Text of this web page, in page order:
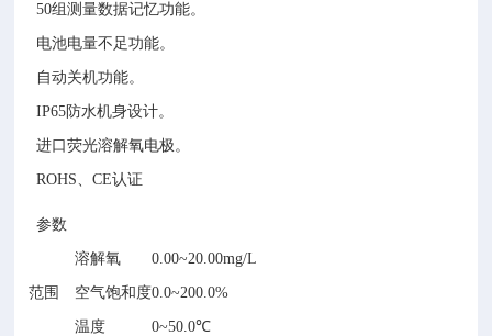
50组测量数据记忆功能。
电池电量不足功能。
自动关机功能。
IP65防水机身设计。
进口荧光溶解氧电极。
ROHS、CE认证
参数
范围
溶解氧 0.00~20.00mg/L
空气饱和度0.0~200.0%
温度 0~50.0℃